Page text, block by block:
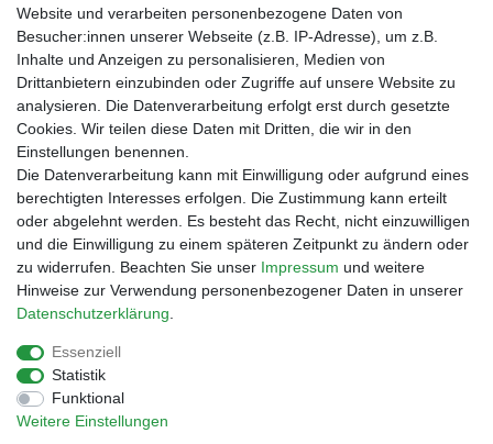
bei der Landbell AG
Zahlungsarten
Vorabüberweisung
Rechnungskauf
Zahlung bei Abholung
PayPal (inkl. Kreditkarten)
Impressum
Barrierefreiheitserklärung
Website und verarbeiten personenbezogene Daten von
Besucher:innen unserer Webseite (z.B. IP-Adresse), um z.B.
Inhalte und Anzeigen zu personalisieren, Medien von
Drittanbietern einzubinden oder Zugriffe auf unsere Website zu
analysieren. Die Datenverarbeitung erfolgt erst durch gesetzte
Cookies. Wir teilen diese Daten mit Dritten, die wir in den
Einstellungen benennen.
Die Datenverarbeitung kann mit Einwilligung oder aufgrund eines
berechtigten Interesses erfolgen. Die Zustimmung kann erteilt
oder abgelehnt werden. Es besteht das Recht, nicht einzuwilligen
und die Einwilligung zu einem späteren Zeitpunkt zu ändern oder
zu widerrufen. Beachten Sie unser Impressum und weitere
Hinweise zur Verwendung personenbezogener Daten in unserer
Daten­schutz­erklärung
Essenziell
Statistik
Funktional
Weitere Einstellungen